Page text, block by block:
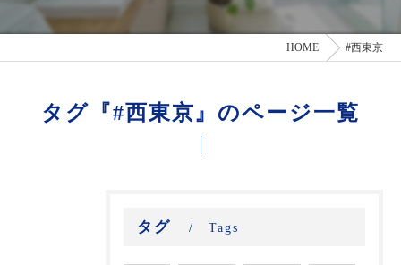
HOME #西東京
タグ『#西東京』のページ一覧
タグ Tags